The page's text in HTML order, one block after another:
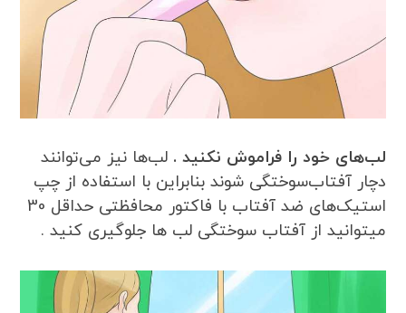
لب‌های خود را فراموش نکنید . لب‌ها نیز می‌توانند
دچار آفتاب‌سوختگی شوند بنابراین با استفاده از چپ
استیک‌های ضد آفتاب با فاکتور محافظتی حداقل 30
میتوانید از آفتاب سوختگی لب ها جلوگیری کنید .